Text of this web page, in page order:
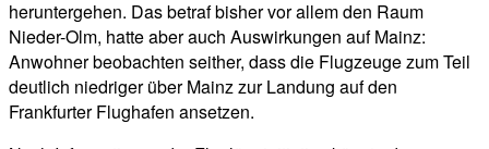
heruntergehen. Das betraf bisher vor allem den Raum
Nieder-Olm, hatte aber auch Auswirkungen auf Mainz:
Anwohner beobachten seither, dass die Flugzeuge zum Teil
deutlich niedriger über Mainz zur Landung auf den
Frankfurter Flughafen ansetzen.